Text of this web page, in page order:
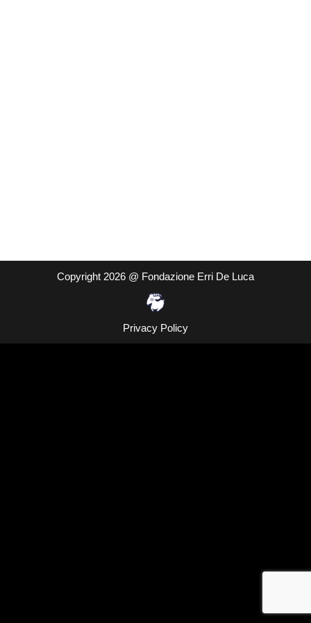
Copyright 2026 @ Fondazione Erri De Luca
Privacy Policy